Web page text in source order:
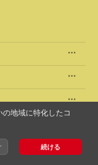
地域に特化したコ
続ける